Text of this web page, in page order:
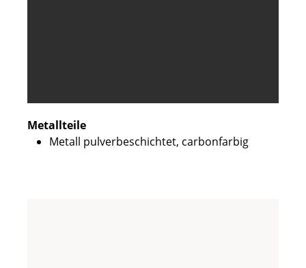
Metallteile
Metall pulverbeschichtet, carbonfarbig